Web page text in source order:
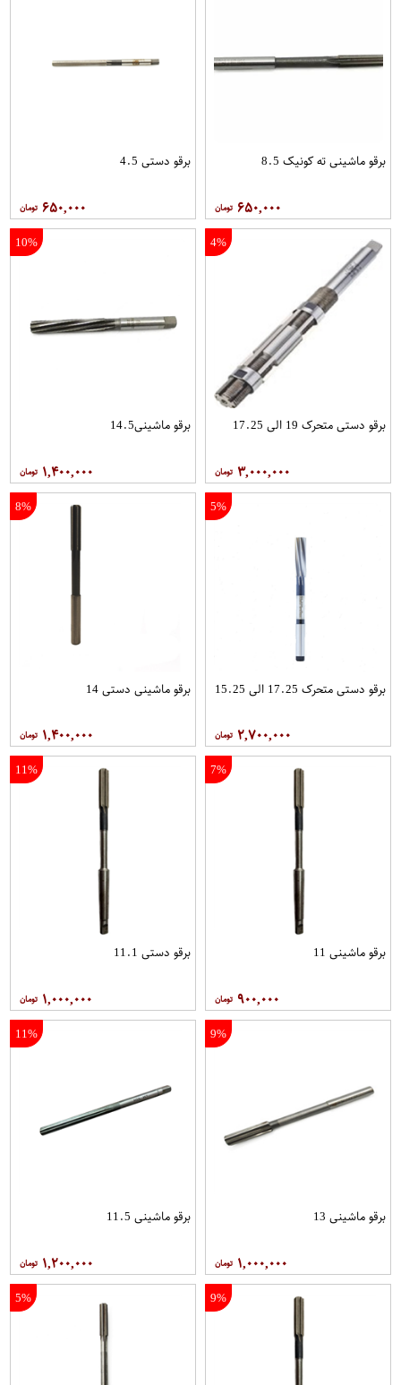
برقو ماشینی ته کونیک 8.5
۶۵۰,۰۰۰
برقو دستی 4.5
۶۵۰,۰۰۰
4%
برقو دستی متحرک 19 الی 17.25
۳,۰۰۰,۰۰۰
10%
برقو ماشینی14.5
۱,۴۰۰,۰۰۰
5%
برقو دستی متحرک 17.25 الی 15.25
۲,۷۰۰,۰۰۰
8%
برقو ماشینی دستی 14
۱,۴۰۰,۰۰۰
7%
برقو ماشینی 11
۹۰۰,۰۰۰
11%
برقو دستی 11.1
۱,۰۰۰,۰۰۰
9%
برقو ماشینی 13
۱,۰۰۰,۰۰۰
11%
برقو ماشینی 11.5
۱,۲۰۰,۰۰۰
9%
5%